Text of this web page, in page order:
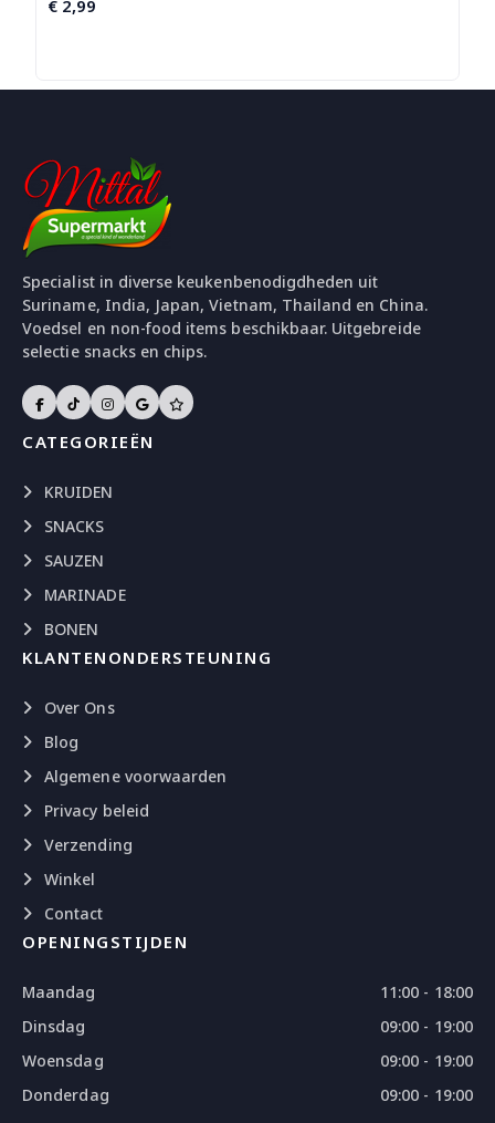
€ 2,99
Specialist in diverse keukenbenodigdheden uit
Suriname, India, Japan, Vietnam, Thailand en China.
Voedsel en non-food items beschikbaar. Uitgebreide
selectie snacks en chips.
CATEGORIEËN
KRUIDEN
SNACKS
SAUZEN
MARINADE
BONEN
KLANTENONDERSTEUNING
Over Ons
Blog
Algemene voorwaarden
Privacy beleid
Verzending
Winkel
Contact
OPENINGSTIJDEN
Maandag
11:00 - 18:00
Dinsdag
09:00 - 19:00
Woensdag
09:00 - 19:00
Donderdag
09:00 - 19:00